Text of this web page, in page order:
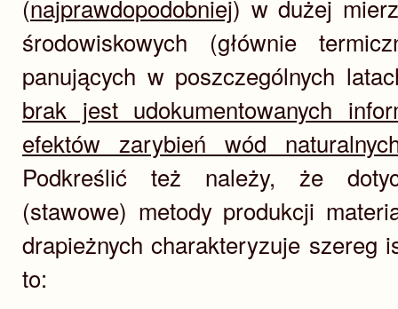
(najprawdopodobniej) w dużej
środowiskowych (głównie
panujących w poszczególnych
brak jest udokumentowanych
efektów zarybień wód
Podkreślić też należy, że
(stawowe) metody produkcji
drapieżnych charakteryzuje szereg
to: